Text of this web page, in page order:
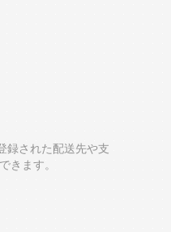
録された配送先や支
きます。